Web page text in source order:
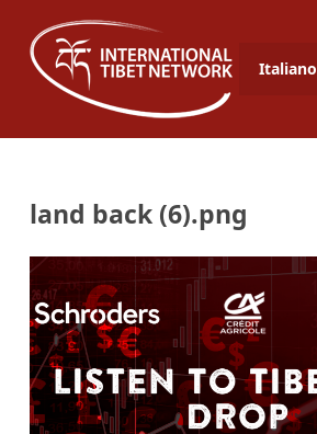
Italiano
land back (6).png